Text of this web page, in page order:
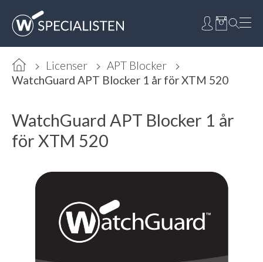
Licenser
APT Blocker
WatchGuard APT Blocker 1 år för XTM 520
WatchGuard APT Blocker 1 år
för XTM 520